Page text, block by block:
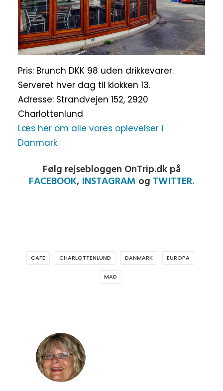
Pris: Brunch DKK 98 uden drikkevarer.
Serveret hver dag til klokken 13.
Adresse: Strandvejen 152, 2920
Charlottenlund
Læs her om alle vores oplevelser i
Danmark.
Følg rejsebloggen OnTrip.dk på
FACEBOOK, INSTAGRAM og TWITTER.
CAFE CHARLOTTENLUND DANMARK EUROPA
MAD